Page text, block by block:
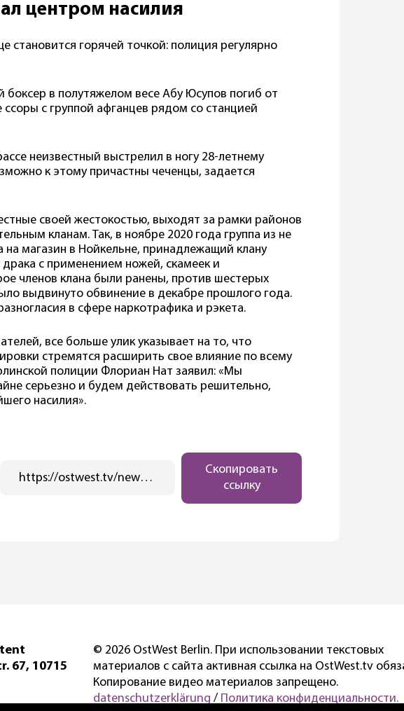
центром насилия
становится горячей точкой: полиция регулярно
боксер в полутяжелом весе Абу Юсупов погиб от
с группой афганцев рядом со станцией
неизвестный выстрелил в ногу 28-летнему
к этому причастны чеченцы, задается
своей жестокостью, выходят за рамки районов
кланам. Так, в ноябре 2020 года группа из не
на магазин в Нойкельне, принадлежащий клану
с применением ножей, скамеек и
членов клана были ранены, против шестерых
выдвинуто обвинение в декабре прошлого года.
в сфере наркотрафика и рэкета.
все больше улик указывает на то, что
стремятся расширить свое влияние по всему
полиции Флориан Нат заявил: «Мы
серьезно и будем действовать решительно,
насилия».
https://ostwest.tv/news/banditskaya-vojna-v-berline-vyshla-na-novyj-uroven/
Скопировать
ссылку
67, 10715
© 2026 OstWest Berlin. При использовании текстовых
материалов с сайта активная ссылка на OstWest.tv
Копирование видео материалов запрещено.
datenschutzerklärung / Политика конфиденциальности.